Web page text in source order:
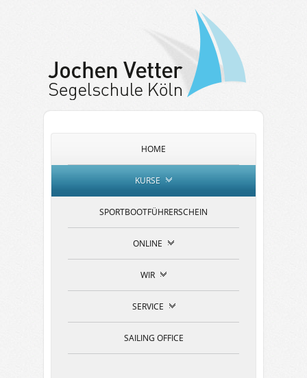
HOME
KURSE »
SPORTBOOTFÜHRERSCHEIN
ONLINE »
WIR »
SERVICE »
SAILING OFFICE